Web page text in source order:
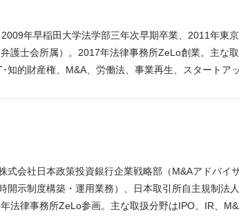
年早稲田大学法学部三年次早期卒業、2011年東京
護士会所属）。2017年法律事務所ZeLo創業。主な
知的財産権、M&A、労働法、事業再生、スタートア
式会社日本政策投資銀行企業戦略部（M&Aアドバイ
開示制度構築・運用業務）、日本取引所自主規制法
法律事務所ZeLo参画。主な取扱分野はIPO、IR、